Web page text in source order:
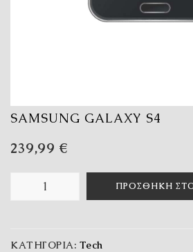
SAMSUNG GALAXY S4
239,99 €
ΠΡΟΣΘΉΚΗ
ΚΑΤΗΓΟΡΊΑ: Tech